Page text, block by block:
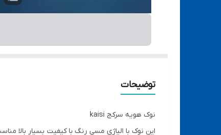
توضیحات
نوک هویه سرکج kaisi
این نوک با الیاژی مسی رنگ با کیفیت بسیار بالا